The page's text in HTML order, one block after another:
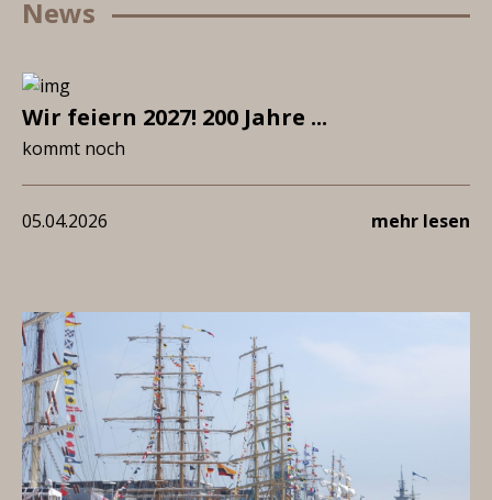
News
Wir feiern 2027! 200 Jahre ...
kommt noch
05.04.2026 mehr lesen